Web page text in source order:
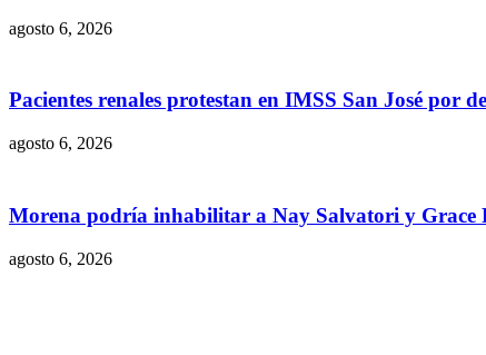
agosto 6, 2026
Pacientes renales protestan en IMSS San José por
agosto 6, 2026
Morena podría inhabilitar a Nay Salvatori y Grace
agosto 6, 2026